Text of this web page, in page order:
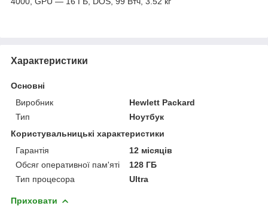
Характеристики
Основні
Виробник
Hewlett Packard
Тип
Ноутбук
Користувальницькі характеристики
Гарантія
12 місяців
Обсяг оперативної пам'яті
128 ГБ
Тип процесора
Ultra
Приховати